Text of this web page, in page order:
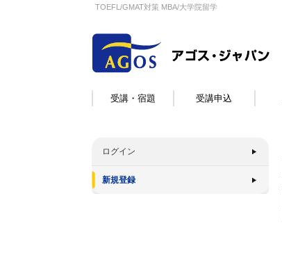
TOEFL/GMAT対策 MBA/大学院留学
受講・宿題 受講申込
ログイン
新規登録